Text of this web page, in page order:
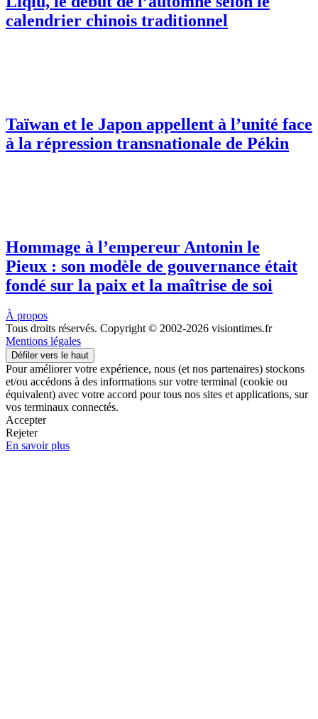
calendrier chinois traditionnel
Taïwan et le Japon appellent à l’unité face
à la répression transnationale de Pékin
Hommage à l’empereur Antonin le
Pieux : son modèle de gouvernance était
fondé sur la paix et la maîtrise de soi
À propos
Tous droits réservés. Copyright © 2002-2026 visiontimes.fr
Mentions légales
Défiler vers le haut
Pour améliorer votre expérience, nous (et nos partenaires) stockons
et/ou accédons à des informations sur votre terminal (cookie ou
équivalent) avec votre accord pour tous nos sites et applications, sur
vos terminaux connectés.
Accepter
Rejeter
En savoir plus